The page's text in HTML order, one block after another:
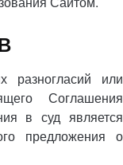
разногласий или
Соглашения
в суд является
предложения о